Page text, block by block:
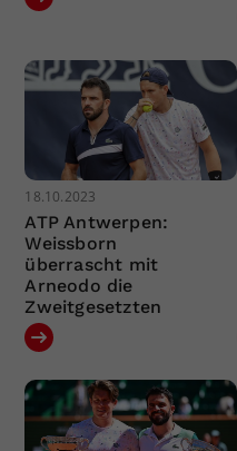
18.10.2023
ATP Antwerpen:
Weissborn
überrascht mit
Arneodo die
Zweitgesetzten